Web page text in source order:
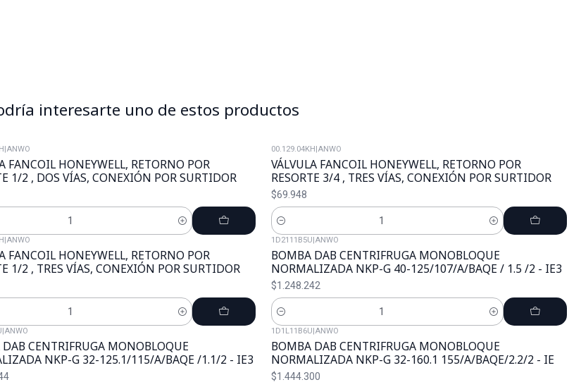
interesarte uno de estos productos
|ANWO
FANCOIL HONEYWELL, RETORNO POR
1/2 , DOS VÍAS, CONEXIÓN POR SURTIDOR
00.129.04KH|ANWO
VÁLVULA FANCOIL HONEYWELL, RETORNO POR
RESORTE 3/4 , TRES VÍAS, CONEXIÓN POR SURTIDOR
$69.948
Cantidad
|ANWO
FANCOIL HONEYWELL, RETORNO POR
1/2 , TRES VÍAS, CONEXIÓN POR SURTIDOR
1D2111B5U|ANWO
BOMBA DAB CENTRIFRUGA MONOBLOQUE
NORMALIZADA NKP-G 40-125/107/A/BAQE / 1.5 /2 - IE3
$1.248.242
Cantidad
|ANWO
CENTRIFRUGA MONOBLOQUE
NKP-G 32-125.1/115/A/BAQE /1.1/2 - IE3
1D1L11B6U|ANWO
BOMBA DAB CENTRIFRUGA MONOBLOQUE
NORMALIZADA NKP-G 32-160.1 155/A/BAQE/2.2/2 - IE
$1.444.300